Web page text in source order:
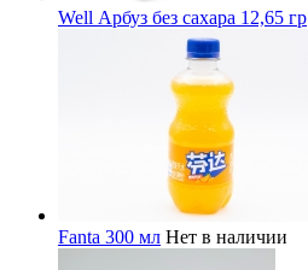
Well Арбуз без сахара 12,65 гр
Fanta 300 мл Нет в наличии